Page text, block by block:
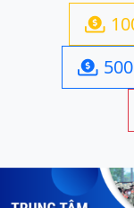

